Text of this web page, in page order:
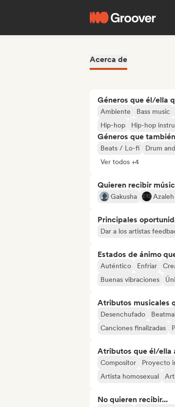
Acerca de
Géneros que él/ella
Ambiente Bass music
Hip-hop
Hip-hop
Géneros que
Beats / Lo-fi Drum
Ver todos +4
Quieren recibir
Gakusha Azaleh
Principales
Dar a los artistas
Estados de ánimo
Auténtico Enfriar
Buenas vibraciones
Atributos musicales
Desenchufado
Canciones finalizadas
Atributos que él/ella
Compositor Proyecto
Artista homosexual
No quieren recibir...